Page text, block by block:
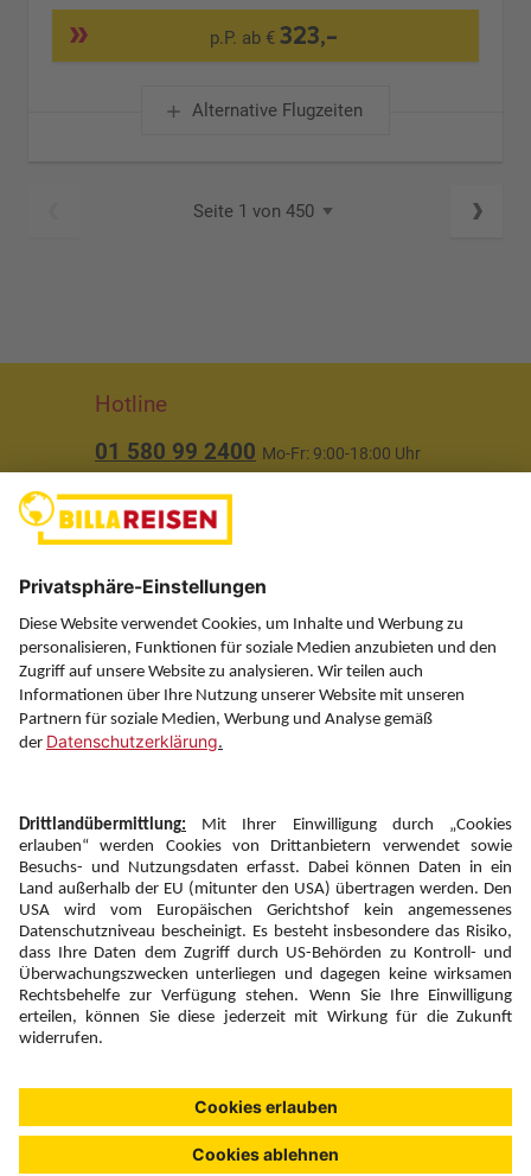
p.P. ab €323,-
Alternative Flugzeiten
Seite 1 von 450
Hotline
01 580 99 2400 Mo-Fr: 9:00-18:00 Uhr
Über uns
Service
Information
Folgen Sie uns auf
Newsletter:
Anmelden
Fairness und
Unsere Inhalte: Standards und
Meldung
Copyright © 2026 DERTOUR Austria GmbH